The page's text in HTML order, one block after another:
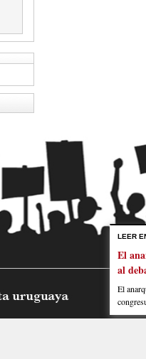
LEER
El
al
El